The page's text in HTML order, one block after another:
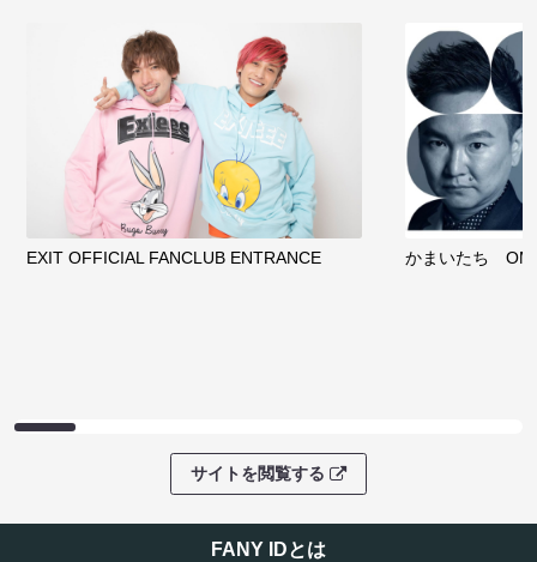
EXIT OFFICIAL FANCLUB ENTRANCE かまいたち
サイトを閲覧する
FANY IDとは